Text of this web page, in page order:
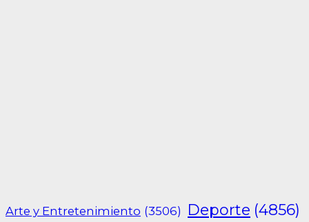
Arte y Entretenimiento (3506) Deporte (4856)